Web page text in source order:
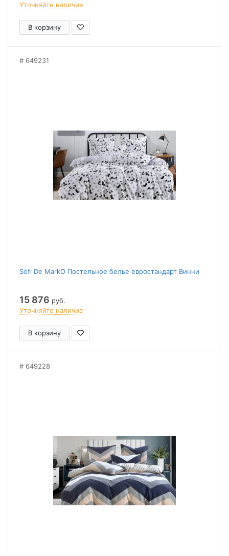
Уточняйте наличие
В корзину
649231
Sofi De MarkO Постельное белье евростандарт Винни
15 876 руб.
Уточняйте наличие
В корзину
649228